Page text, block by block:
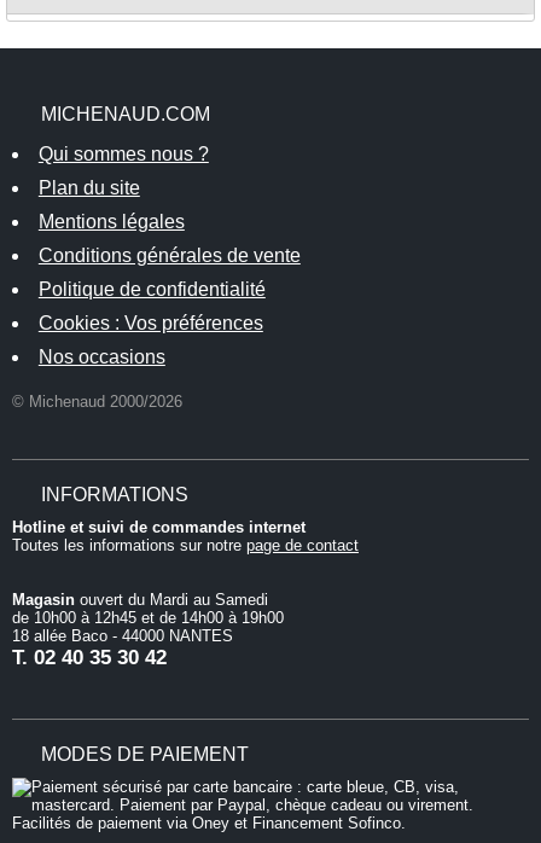
MICHENAUD.COM
Qui sommes nous ?
Plan du site
Mentions légales
Conditions générales de vente
Politique de confidentialité
Cookies : Vos préférences
Nos occasions
© Michenaud 2000/2026
INFORMATIONS
Hotline et suivi de commandes internet
Toutes les informations sur notre page de contact
Magasin ouvert du Mardi au Samedi
de 10h00 à 12h45 et de 14h00 à 19h00
18 allée Baco - 44000 NANTES
T. 02 40 35 30 42
MODES DE PAIEMENT